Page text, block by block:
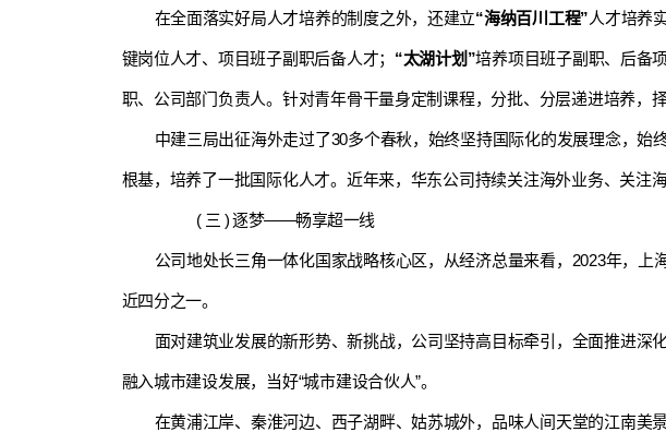
在全面落实好局人才培养的制度之外，还建立“海纳百川工程”人才培养
键岗位人才、项目班子副职后备人才； “太湖计划”培养项目班子副职、后备
职、公司部门负责人。针对青年骨干量身定制课程，分批、分层递进培养，
中建三局出征海外走过了30多个春秋，始终坚持国际化的发展理念，
根基，培养了一批国际化人才。近年来，华东公司持续关注海外业务、关注
( 三 ) 逐梦——畅享超一线
公司地处长三角一体化国家战略核心区，从经济总量来看，2023年，
近四分之一。
面对建筑业发展的新形势、新挑战，公司坚持高目标牵引，全面推进
融入城市建设发展，当好“城市建设合伙人”。
在黄浦江岸、秦淮河边、西子湖畔、姑苏城外，品味人间天堂的江南美